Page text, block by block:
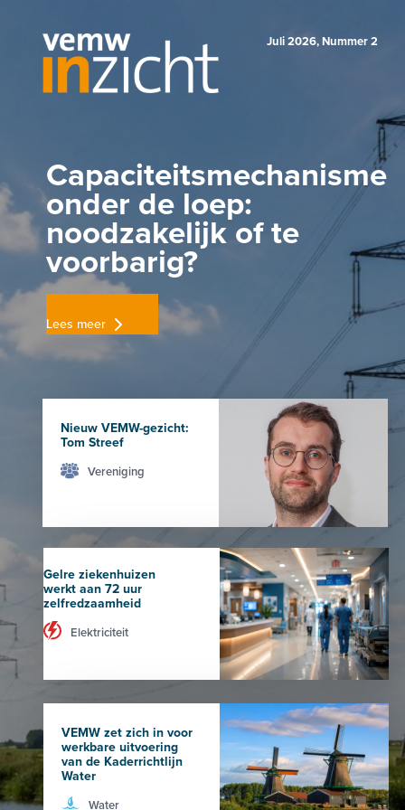
Juli 2026, Nummer 2
Capaciteitsmechanisme
onder de loep:
noodzakelijk of te
voorbarig?
Lees meer
Nieuw VEMW-gezicht:
Tom Streef
Vereniging
Gelre ziekenhuizen
werkt aan 72 uur
zelfredzaamheid
Elektriciteit
VEMW zet zich in voor
werkbare uitvoering
van de Kaderrichtlijn
Water
Water